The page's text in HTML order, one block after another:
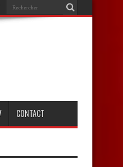
CONTACT